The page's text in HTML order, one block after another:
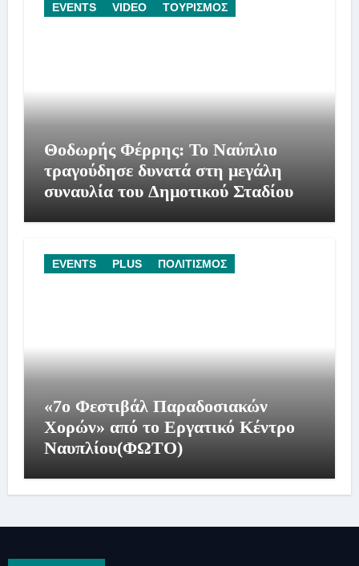
EVENTS VIDEO ΤΟΥΡΙΣΜΟΣ
Θοδωρής Φέρρης: Το Ναύπλιο
τραγούδησε δυνατά στη μεγάλη
συναυλία του Δημοτικού Σταδίου
EVENTS PLUS ΠΟΛΙΤΙΣΜΟΣ
«7ο Φεστιβάλ Παραδοσιακών
Χορών» από το Εργατικό Κέντρο
Ναυπλίου(ΦΩΤΟ)